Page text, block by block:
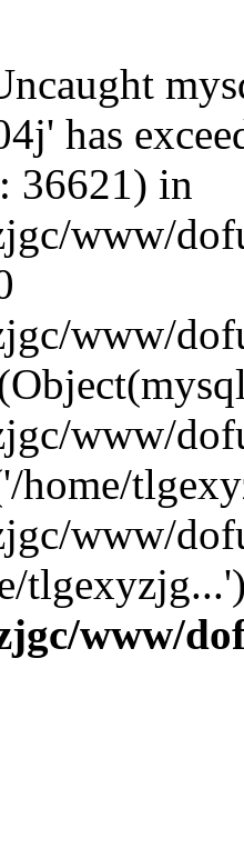
has
36621) in
www/
www/
www/
home/
www/
www/